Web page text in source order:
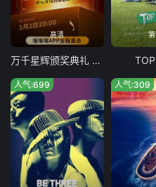
高清
万千星辉颁奖典礼 2021
人气:699 人气:309